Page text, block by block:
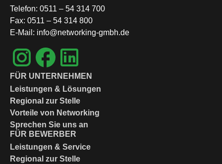
Telefon: 0511 – 54 314 700
Fax: 0511 – 54 314 800
E-Mail: info@networking-gmbh.de
FÜR UNTERNEHMEN
Leistungen & Lösungen
Regional zur Stelle
Vorteile von Networking
Sprechen Sie uns an
FÜR BEWERBER
Leistungen & Service
Regional zur Stelle